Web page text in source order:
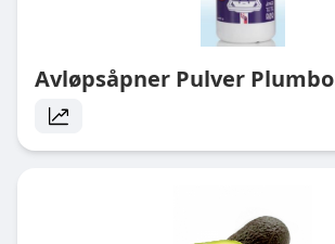
Avløpsåpner Pulver Plumbo